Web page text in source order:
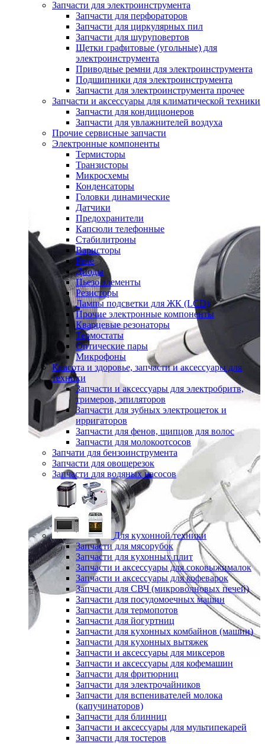
Запчасти для электроинструмента
Запчасти для перфораторов
Запчасти для циркулярных пил
Запчасти для шуруповертов
Щетки графитовые (угольные) для
электроинструмента
Приводные ремни для электроинструмента
Подшипники для электроинструмента
Запчасти для электроинструмента прочее
Запчасти и аксессуары для климатической техники
Запчасти для кондиционеров
Запчасти для увлажнителей воздуха
Прочие сервисные запчасти
Электронные компоненты
Термисторы
Транзисторы
Микросхемы
Конденсаторы
Головки динамические
Датчики
Предохранители
Капсюли телефонные
Стабилитроны
Варисторы
Реле
Диоды
Пьезо элементы
Резисторы
Лампы подсветки для ЖК (LCD)
Прочие электронные компоненты
Кварцевые резонаторы
Термостаты
Оптические пары
Микрофоны
Красота и здоровье, запчасти и аксессуары для
техники
Запчасти и аксессуары для электробритв,
тримеров, эпиляторов
Запчасти для зубных электрощеток и
ирригаторов
Запчасти для фенов, щипцов для волос
Запчасти для молокоотсосов
Запчати для бензоинструмента
Запчасти для овощерезок
Запчасти для водяных насосов
Для кухонной техники
Запчасти для мясорубок
Запчасти для кухонных плит
Запчасти и аксессуары для соковыжималок
Запчасти и аксессуары для кофеварок
Запчасти для СВЧ (микроволновых печей)
Запчасти для посудомоечных машин
Запчасти для термопотов
Запчасти для йогуртниц
Запчасти для кухонных комбайнов (машин)
Запчасти для кухонных вытяжек
Запчасти и аксессуары для миксеров
Запчасти и аксессуары для кофемашин
Запчасти для фритюрниц
Запчасти для электрочайников
Запчасти для вспенивателей молока
(капучинаторов)
Запчасти для блинниц
Запчасти и аксессуары для мультипекарей
Запчасти для тостеров